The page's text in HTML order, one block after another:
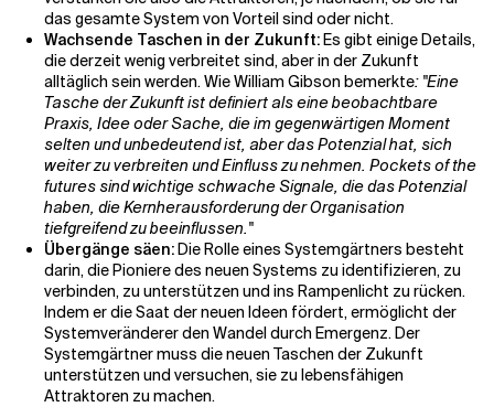
das gesamte System von Vorteil sind oder nicht.
Wachsende Taschen in der Zukunft:Es gibt einige Details,
die derzeit wenig verbreitet sind, aber in der Zukunft
alltäglich sein werden. Wie William Gibson bemerkte: "Eine
Tasche der Zukunft ist definiert als eine beobachtbare
Praxis, Idee oder Sache, die im gegenwärtigen Moment
selten und unbedeutend ist, aber das Potenzial hat, sich
weiter zu verbreiten und Einfluss zu nehmen. Pockets of the
futures sind wichtige schwache Signale, die das Potenzial
haben, die Kernherausforderung der Organisation
tiefgreifend zu beeinflussen."
Übergänge säen:Die Rolle eines Systemgärtners besteht
darin, die Pioniere des neuen Systems zu identifizieren, zu
verbinden, zu unterstützen und ins Rampenlicht zu rücken.
Indem er die Saat der neuen Ideen fördert, ermöglicht der
Systemveränderer den Wandel durch Emergenz. Der
Systemgärtner muss die neuen Taschen der Zukunft
unterstützen und versuchen, sie zu lebensfähigen
Attraktoren zu machen.